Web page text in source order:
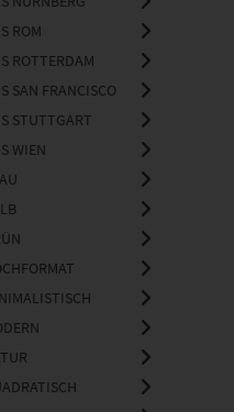
ROM
ROTTERDAM
SAN FRANCISCO
STUTTGART
WIEN